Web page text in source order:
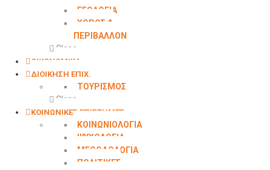
ΓΕΩΛOΓΙΑ
ΧΩΡΟΣ &
ΠΕΡΙΒΑΛΛΟΝ
Close
ΟΙΚΟΝΟΜΙΚΑ
ΔΙΟΙΚΗΣΗ ΕΠΙΧ.
ΤΟΥΡΙΣΜΟΣ
Close
ΚΟΙΝΩΝΙΚΕΣ ΕΠΙΣΤΗΜΕΣ
ΚΟΙΝΩΝΙΟΛΟΓΙΑ
ΨΥΧΟΛΟΓΙΑ
ΜΕΘΟΔΟΛΟΓΙΑ
ΠΟΛΙΤΙΚΕΣ